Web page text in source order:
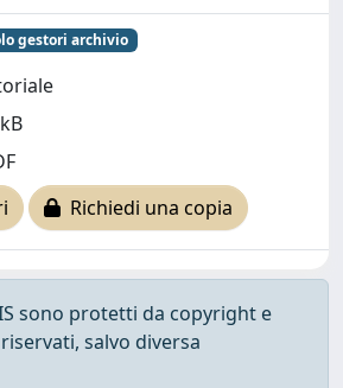
gestori archivio
Richiedi una copia
sono protetti da copyright e
salvo diversa